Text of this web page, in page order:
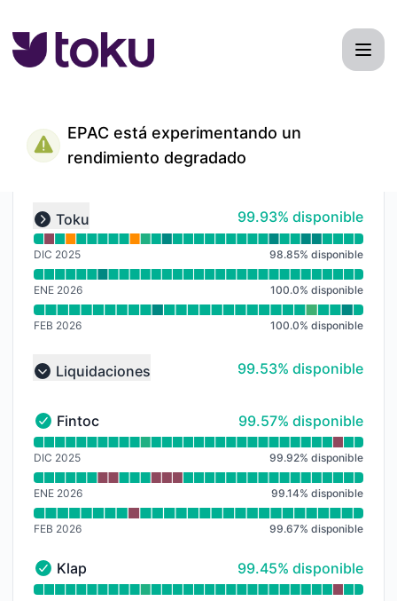
EPAC está experimentando un
rendimiento degradado
Expand group
Toku 100% - disponible
99.93% disponible
Leer gráfico de tiempo de actividad para undefined
DIC 2025 98.85% disponible
ENE 2026 100.0% disponible
FEB 2026 100.0% disponible
Collapse group
Liquidaciones 100% - disponible
99.53% disponible
Fintoc - En funcionamiento
Fintoc 100% - disponible
99.57% disponible
Leer gráfico de tiempo de actividad para Fintoc
DIC 2025 99.92% disponible
ENE 2026 99.14% disponible
FEB 2026 99.67% disponible
Klap - En funcionamiento
Klap 99% - disponible
99.45% disponible
Leer gráfico de tiempo de actividad para Klap